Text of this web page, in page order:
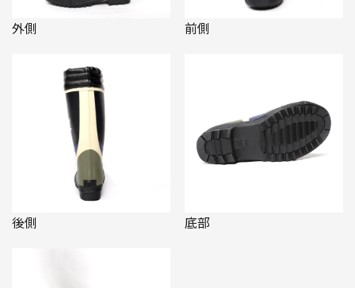
外側 前側
後側 底部